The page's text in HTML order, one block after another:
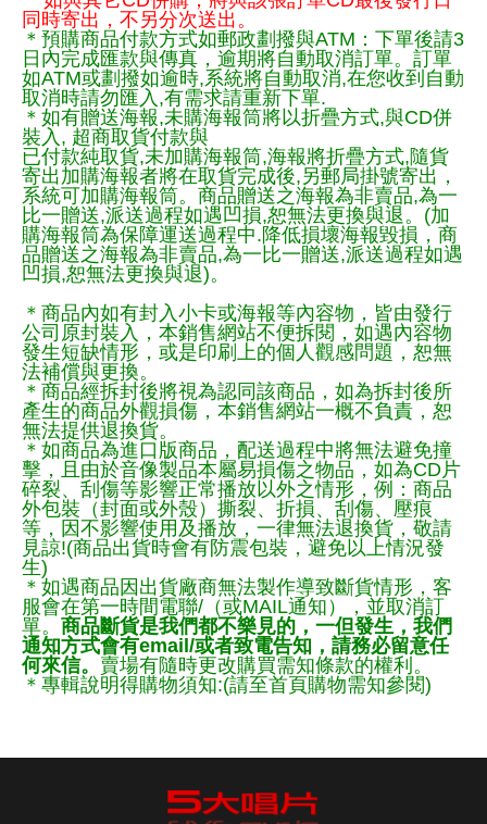
同時寄出，不另分次送出。
＊預購商品付款方式如郵政劃撥與ATM：下單後請3
日內完成匯款與傳真，逾期將自動取消訂單。訂單
如ATM或劃撥如逾時,系統將自動取消,在您收到自動
取消時請勿匯入,有需求請重新下單.
＊如有贈送海報,未購海報筒將以折疊方式,與CD併
裝入, 超商取貨付款與
已付款純取貨,未加購海報筒,海報將折疊方式,隨貨
寄出加購海報者將在取貨完成後,另郵局掛號寄出，
系統可加購海報筒。商品贈送之海報為非賣品,為一
比一贈送,派送過程如遇凹損,恕無法更換與退。(加
購海報筒為保障運送過程中.降低損壞海報毀損，商
品贈送之海報為非賣品,為一比一贈送,派送過程如遇
凹損,恕無法更換與退)。
＊商品內如有封入小卡或海報等內容物，皆由發行
公司原封裝入，本銷售網站不便拆閱，如遇內容物
發生短缺情形，或是印刷上的個人觀感問題，恕無
法補償與更換。
＊商品經拆封後將視為認同該商品，如為拆封後所
產生的商品外觀損傷，本銷售網站一概不負責，恕
無法提供退換貨。
＊如商品為進口版商品，配送過程中將無法避免撞
擊，且由於音像製品本屬易損傷之物品，如為CD片
碎裂、刮傷等影響正常播放以外之情形，例：商品
外包裝（封面或外殼）撕裂、折損、刮傷、壓痕
等，因不影響使用及播放，一律無法退換貨，敬請
見諒!(商品出貨時會有防震包裝，避免以上情況發
生)
＊如遇商品因出貨廠商無法製作導致斷貨情形，客
服會在第一時間電聯/（或MAIL通知），並取消訂
單。 商品斷貨是我們都不樂見的，一但發生，我們
通知方式會有email/或者致電告知，請務必留意任
何來信。 賣場有隨時更改購買需知條款的權利。
＊專輯說明得購物須知:(請至首頁購物需知參閱)